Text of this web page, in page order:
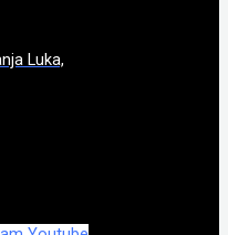
Luka,